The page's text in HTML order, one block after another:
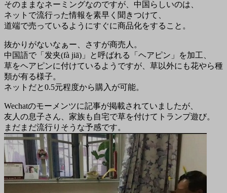
そのままなネーミングなのですが、中国らしいのは、
ネットで流行った情報を素早く聞きつけて、
道端で売っているようにすぐに商品化をすること。
抜かりがないなぁー、さすが商売人。
中国語で「发夹(fà jiā)」と呼ばれる「ヘアピン」を加工、
草をヘアピンに付けているようですが、草以外にも花やら種
類が有る様子。
ネットだと0.5元程度から購入が可能。
Wechatのモーメンツに記事が掲載されていましたが、
友人の息子さん、家族も自宅で草を付けてトランプ遊び。
まだまだ流行りそうな予感です。